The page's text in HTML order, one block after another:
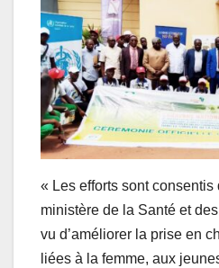
« Les efforts sont
ministère de la Santé et
vu d’améliorer la prise en
liées à la femme, aux